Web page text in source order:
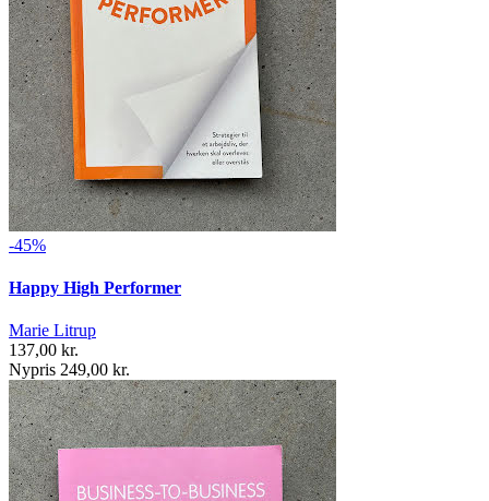
-45%
Happy High Performer
Marie Litrup
137,00 kr.
Nypris 249,00 kr.